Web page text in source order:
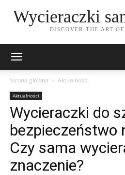
Wycieraczki
DISCOVER THE ART
Strona główna Aktualności
Aktualności
Wycieraczki do
bezpieczeństwo
Czy sama
znaczenie?